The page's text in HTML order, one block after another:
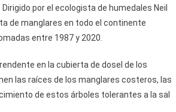
por el ecologista de humedales Neil
de manglares en todo el continente
entre 1987 y 2020.
en la cubierta de dosel de los
las raíces de los manglares costeros, las
de estos árboles tolerantes a la sal